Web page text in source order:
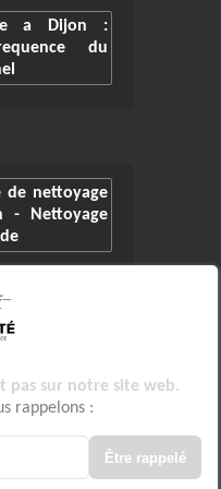
pas sur notre site web.
rappelons :
Être rappelé
a Dijon :
du
de nettoyage
- Nettoyage
du